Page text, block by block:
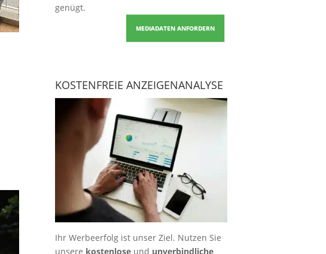
genügt.
MEDIADATEN ANFORDERN
KOSTENFREIE ANZEIGENANALYSE
Ihr Werbeerfolg ist unser Ziel. Nutzen Sie
unsere kostenloseund unverbindliche